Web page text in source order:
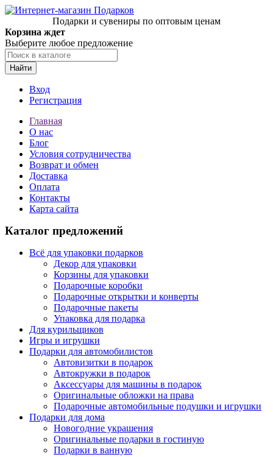
Подарки и сувениры по оптовым ценам
Корзина ждет
Выберите любое предложение
Найти
Вход
Регистрация
Главная
О нас
Блог
Условия сотрудничества
Возврат и обмен
Доставка
Оплата
Контакты
Карта сайта
Каталог предложений
Всё для упаковки подарков
Декор для упаковки
Корзины для упаковки
Подарочные коробки
Подарочные открытки и конверты
Подарочные пакеты
Упаковка для подарка
Для курильщиков
Игры и игрушки
Подарки для автомобилистов
Автовизитки в подарок
Автокружки в подарок
Аксессуары для машины в подарок
Оригинальные обложки на права
Подарочные автомобильные подушки и игрушки
Подарки для дома
Новогодние украшения
Оригинальные подарки в гостиную
Подарки в ванную